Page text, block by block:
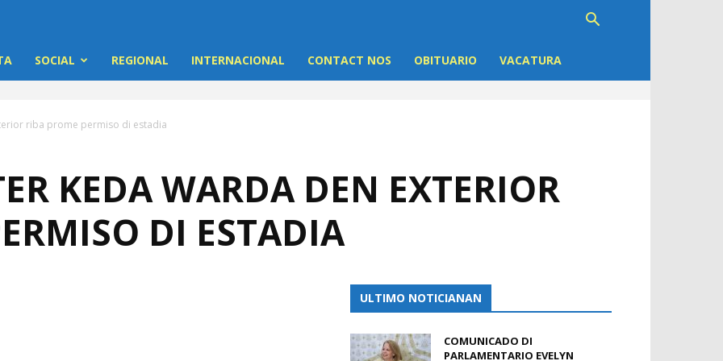
SOCIAL REGIONAL INTERNACIONAL CONTACT NOS OBITUARIO VACATURA
riba prome permiso di estadia
KEDA WARDA DEN EXTERIOR
DI ESTADIA
ULTIMO NOTICIANAN
COMUNICADO DI
PARLAMENTARIO EVELYN